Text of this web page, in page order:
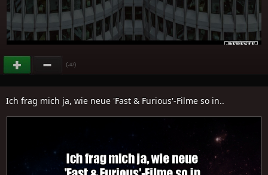
(-47)
Ich frag mich ja, wie neue 'Fast & Furious'-Filme so in..